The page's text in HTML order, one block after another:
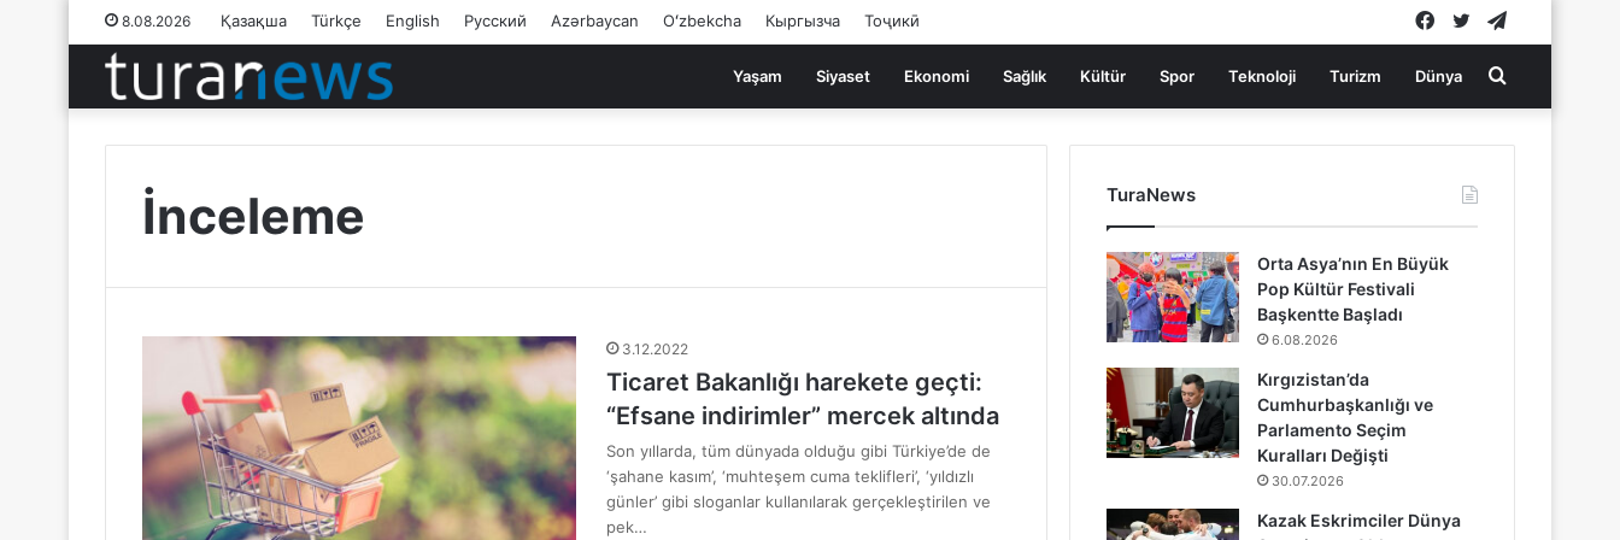
8.08.2026 Қазақша Türkçe English Русский Azərbaycan Oʻzbekcha Кыргызча Тоҷикӣ Twitter
Facebook
Yaşam Siyaset Ekonomi Sağlık Kültür Spor Teknoloji Turizm Dünya Arama
yap
İnceleme
3.12.2022
Ticaret Bakanlığı harekete geçti:
“Efsane indirimler” mercek altında
Son yıllarda, tüm dünyada olduğu gibi Türkiye’de de
‘şahane kasım’, ‘muhteşem cuma teklifleri’, ‘yıldızlı
günler’ gibi sloganlar kullanılarak gerçekleştirilen ve
pek…
TuraNews
Orta Asya’nın En Büyük
Pop Kültür Festivali
Başkentte Başladı
6.08.2026
Kırgızistan’da
Cumhurbaşkanlığı ve
Parlamento Seçim
Kuralları Değişti
30.07.2026
Kazak Eskrimciler Dünya